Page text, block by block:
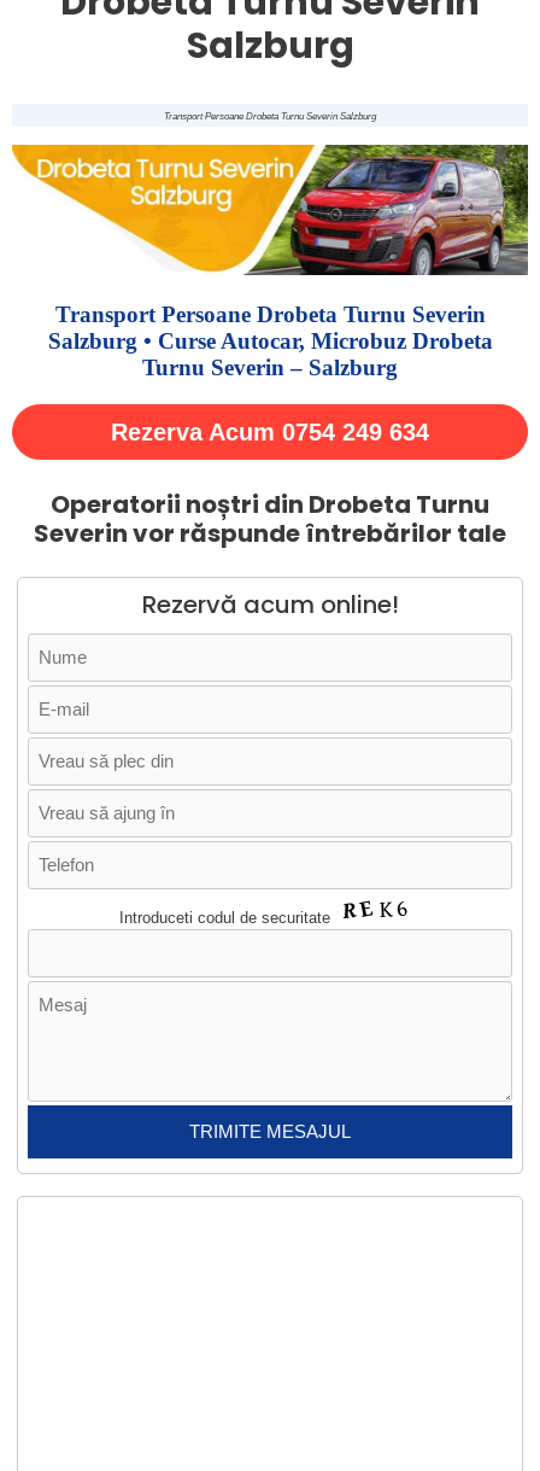
Salzburg
Transport Persoane Drobeta Turnu Severin Salzburg
Transport Persoane Drobeta Turnu Severin
Salzburg • Curse Autocar, Microbuz Drobeta
Turnu Severin – Salzburg
Rezerva Acum 0754 249 634
Operatorii noștri din Drobeta Turnu
Severin vor răspunde întrebărilor tale
Rezervă acum online!
Introduceti codul de securitate